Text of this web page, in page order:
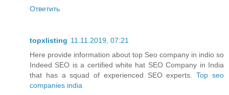
Ответить
topxlisting 11.11.2019, 07:21
Here provide information about top Seo company in indio so
Indeed SEO is a certified white hat SEO Company in India
that has a squad of experienced SEO experts.Top seo
companies india